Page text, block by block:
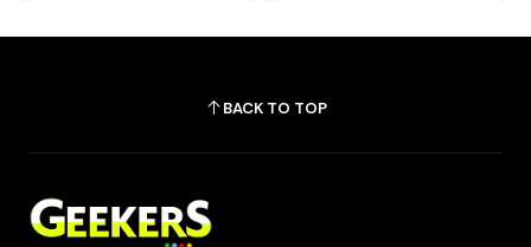
BACK TO TOP